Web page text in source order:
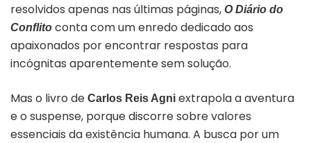
resolvidos apenas nas últimas páginas, O Diário do
Conflito conta com um enredo dedicado aos
apaixonados por encontrar respostas para
incógnitas aparentemente sem solução.
Mas o livro de Carlos Reis Agni extrapola a aventura
e o suspense, porque discorre sobre valores
essenciais da existência humana. A busca por um